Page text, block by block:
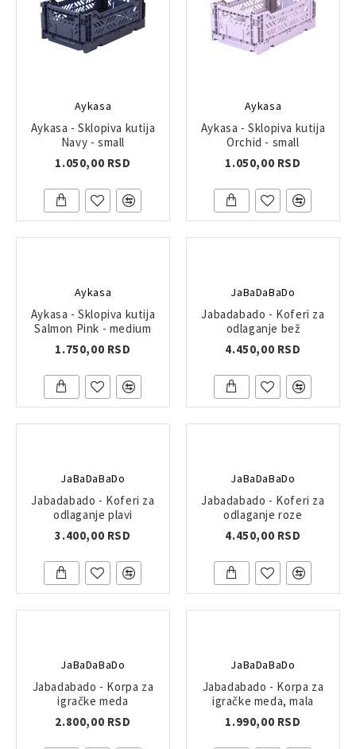
Aykasa
Aykasa - Sklopiva kutija
Navy - small
1.050,00 RSD
Aykasa
Aykasa - Sklopiva kutija
Orchid - small
1.050,00 RSD
Aykasa
Aykasa - Sklopiva kutija
Salmon Pink - medium
1.750,00 RSD
JaBaDaBaDo
Jabadabado - Koferi za
odlaganje bež
4.450,00 RSD
JaBaDaBaDo
Jabadabado - Koferi za
odlaganje plavi
3.400,00 RSD
JaBaDaBaDo
Jabadabado - Koferi za
odlaganje roze
4.450,00 RSD
JaBaDaBaDo
Jabadabado - Korpa za
igračke meda
2.800,00 RSD
JaBaDaBaDo
Jabadabado - Korpa za
igračke meda, mala
1.990,00 RSD